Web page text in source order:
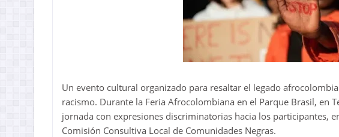
Un evento cultural organizado para resaltar el legado
racismo. Durante la Feria Afrocolombiana en el Parque Brasil, en
jornada con expresiones discriminatorias hacia los participantes,
Comisión Consultiva Local de Comunidades Negras.